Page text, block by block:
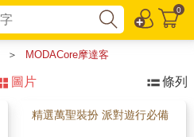
0
＞ MODACore摩達客
圖片 條列
精選萬聖裝扮 派對遊行必備